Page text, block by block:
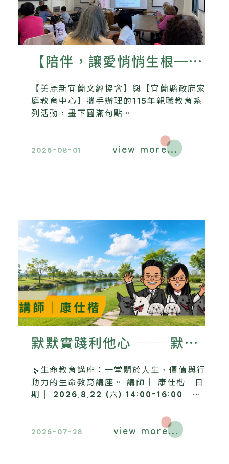
【陪伴，讓愛悄悄生根──
美麗新宜蘭文經協會115年
親職教育系列活動圓滿落
【美麗新宜蘭文經協會】與【宜蘭縣政府家
庭教育中心】攜手辦理的115年親職教育系
列活動，畫下圓滿句點。
2026-08-01 view more...
默默實踐利他心 ── 默默
書店與流浪動物的故事
🌿生命教育講座：一堂關於人生、價值與行
動力的生命教育講座。 講師｜ 康仕楷 日
期｜ 2026.8.22 (六) 14:00-16:00 地
2026-07-28 view more...